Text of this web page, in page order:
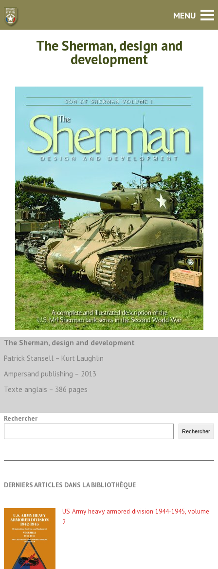
The Sherman, design and
development
The Sherman, design and development
Patrick Stansell – Kurt Laughlin
Ampersand publishing – 2013
Texte anglais – 386 pages
Rechercher
Rechercher
DERNIERS ARTICLES DANS LA BIBLIOTHÈQUE
US Army heavy armored division 1944-1945, volume
2